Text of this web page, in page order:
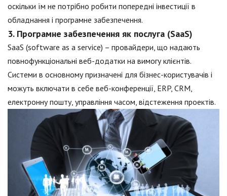
оскільки їм не потрібно робити попередні інвестиції в
обладнання і програмне забезпечення.
3. Програмне забезпечення як послуга (SaaS)
SaaS (software as a service) – провайдери, що надають
повнофункціональні веб-додатки на вимогу клієнтів.
Системи в основному призначені для бізнес-користувачів і
можуть включати в себе веб-конференції, ERP, CRM,
електронну пошту, управління часом, відстеження проектів.